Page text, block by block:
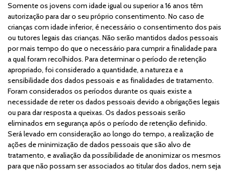
Somente os jovens com idade igual ou superior a 16 anos têm
autorização para dar o seu próprio consentimento. No caso de
crianças com idade inferior, é necessário o consentimento dos pais
ou tutores legais das crianças. Não serão mantidos dados pessoais
por mais tempo do que o necessário para cumprir a finalidade para
a qual foram recolhidos. Para determinar o período de retenção
apropriado, foi considerado a quantidade, a natureza e a
sensibilidade dos dados pessoais e as finalidades de tratamento.
Foram considerados os períodos durante os quais existe a
necessidade de reter os dados pessoais devido a obrigações legais
ou para dar resposta a queixas. Os dados pessoais serão
eliminados em segurança após o período de retenção definido.
Será levado em consideração ao longo do tempo, a realização de
ações de minimização de dados pessoais que são alvo de
tratamento, e avaliação da possibilidade de anonimizar os mesmos
para que não possam ser associados ao titular dos dados, nem seja